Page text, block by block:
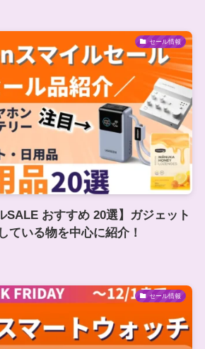
セール情報
SALE おすすめ 20選】ガジェット
ている物を中心に紹介！
セール情報